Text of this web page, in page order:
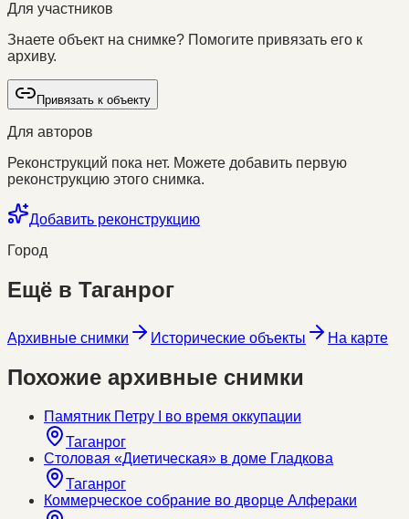
Для участников
Знаете объект на снимке? Помогите привязать его к
архиву.
Привязать к объекту
Для авторов
Реконструкций пока нет. Можете добавить первую
реконструкцию этого снимка.
Добавить реконструкцию
Город
Ещё в Таганрог
Архивные снимки Исторические объекты На карте
Похожие архивные снимки
Памятник Петру I во время оккупации
Таганрог
Столовая «Диетическая» в доме Гладкова
Таганрог
Коммерческое собрание во дворце Алфераки